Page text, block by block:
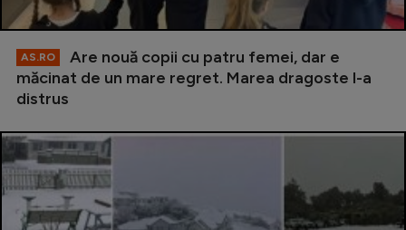
AS.RO
Are nouă copii cu patru femei, dar e
măcinat de un mare regret. Marea dragoste l-a
distrus